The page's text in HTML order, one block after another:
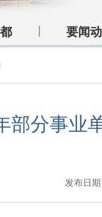
要闻
部分事业
发布日